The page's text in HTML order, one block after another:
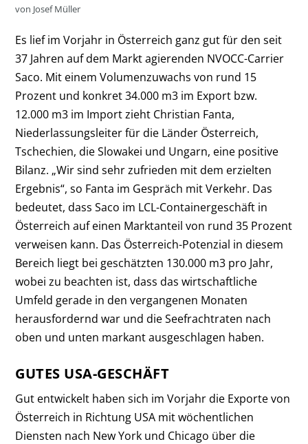
von Josef Müller
Es lief im Vorjahr in Österreich ganz gut für den seit
37 Jahren auf dem Markt agierenden NVOCC-Carrier
Saco. Mit einem Volumenzuwachs von rund 15
Prozent und konkret 34.000 m3 im Export bzw.
12.000 m3 im Import zieht Christian Fanta,
Niederlassungsleiter für die Länder Österreich,
Tschechien, die Slowakei und Ungarn, eine positive
Bilanz. „Wir sind sehr zufrieden mit dem erzielten
Ergebnis“, so Fanta im Gespräch mit Verkehr. Das
bedeutet, dass Saco im LCL-Con­tainergeschäft in
Österreich auf einen Marktanteil von rund 35 Prozent
verweisen kann. Das Österreich-Potenzial in diesem
Bereich liegt bei geschätzten 130.000 m3 pro Jahr,
wobei zu beachten ist, dass das wirtschaftliche
Umfeld gerade in den vergangenen Monaten
herausfordernd war und die Seefrachtraten nach
oben und unten markant ausgeschlagen haben.
GUTES USA-GESCHÄFT
Gut entwickelt haben sich im Vorjahr die Exporte von
Österreich in Richtung USA mit wöchentlichen
Diensten nach New York und Chicago über die